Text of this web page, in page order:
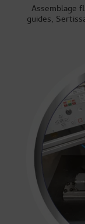
Assemblage
guides,